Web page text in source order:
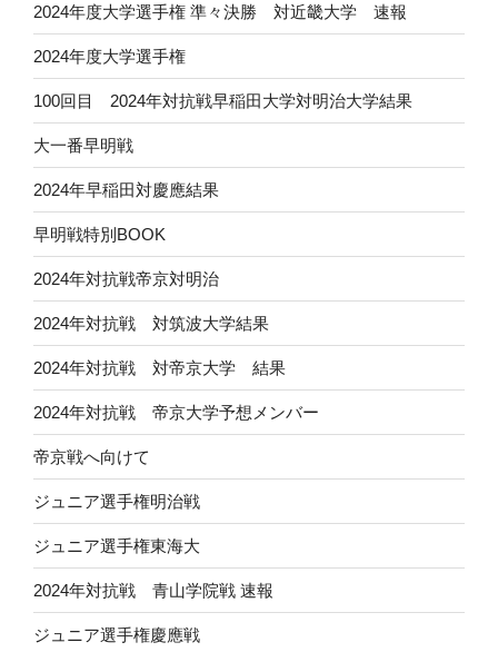
2024年度大学選手権 準々決勝 対近畿大学 速報
2024年度大学選手権
100回目 2024年対抗戦早稲田大学対明治大学結果
大一番早明戦
2024年早稲田対慶應結果
早明戦特別BOOK
2024年対抗戦帝京対明治
2024年対抗戦 対筑波大学結果
2024年対抗戦 対帝京大学 結果
2024年対抗戦 帝京大学予想メンバー
帝京戦へ向けて
ジュニア選手権明治戦
ジュニア選手権東海大
2024年対抗戦 青山学院戦 速報
ジュニア選手権慶應戦